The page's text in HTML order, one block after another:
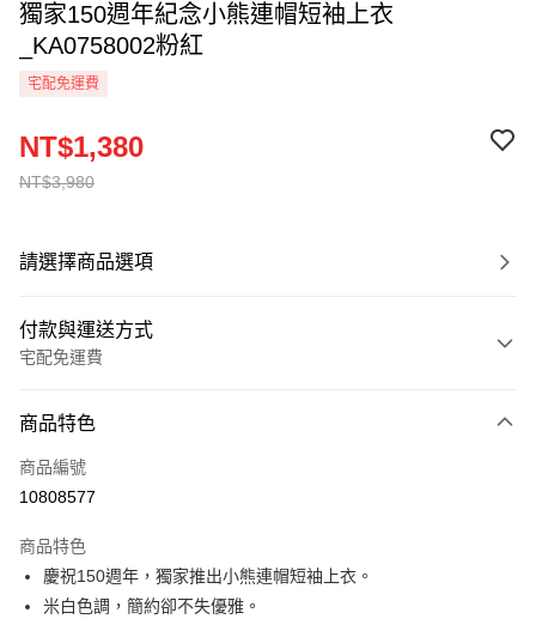
獨家150週年紀念小熊連帽短袖上衣
_KA0758002粉紅
宅配免運費
NT$3,980
NT$1,380
請選擇商品選項
付款與運送方式
宅配免運費
信用卡一次付款
LINE Pay
街口支付
悠遊付
商品特色
商品編號
10808577
商品特色
慶祝150週年，獨家推出小熊連帽短袖上衣。
米白色調，簡約卻不失優雅。